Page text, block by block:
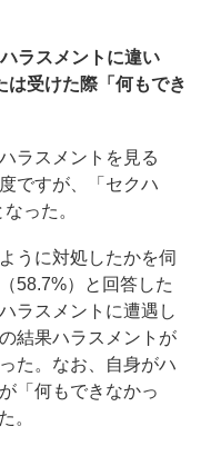
ラスメントに違い
は受けた際「何もでき
ラスメントを見る
ですが、「セクハ
った。
うに対処したかを伺
58.7%）と回答した
ラスメントに遭遇し
結果ハラスメントが
た。なお、自身がハ
「何もできなかっ
。